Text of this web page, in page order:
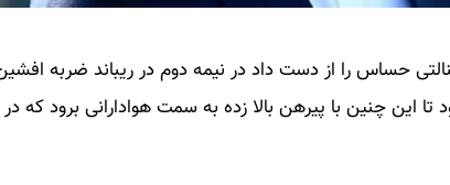
حساس را از دست داد در نیمه دوم در ریباند ضربه
تا این چنین با پیرهن بالا زده به سمت هوادارانی برود که در